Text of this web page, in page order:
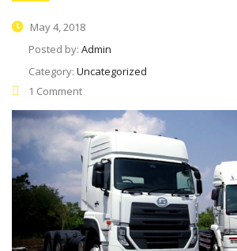
May 4, 2018
Posted by: Admin
Category: Uncategorized
1 Comment